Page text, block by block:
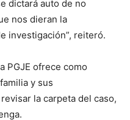
dictará auto de no
nos dieran la
investigación”, reiteró.
PGJE ofrece como
y sus
la carpeta del caso,